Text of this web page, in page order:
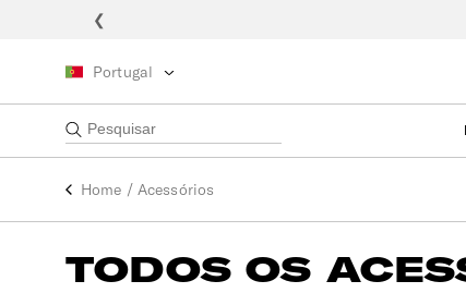
❮
Portugal
Home / Acessórios
TODOS OS